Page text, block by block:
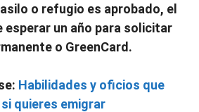
o refugio es aprobado, el
esperar un año para solicitar
o GreenCard.
Habilidades y oficios que
quieres emigrar